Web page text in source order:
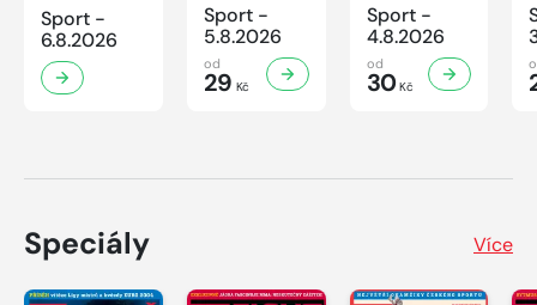
Sport -
6.8.2026
Sport -
5.8.2026
od
29 Kč
Sport -
4.8.2026
od
30Kč
Speciály Více